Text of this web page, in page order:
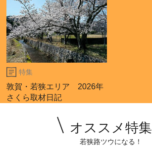
特集
敦賀・若狭エリア 2026年
さくら取材日記
オススメ特集
若狭路ツウになる！